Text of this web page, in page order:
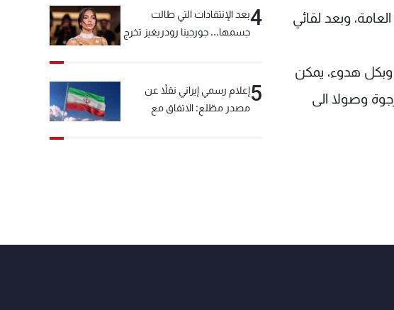
وبعد لقائي
وبكل هدوء، يمكن
وصولا الى
4بعد الإنتقادات التي طالت
جسمها... جورجينا رودريغيز تخرج
5إعلام رسمي إيراني نقلاً عن
مصدر مطّلع: الاتفاق مع